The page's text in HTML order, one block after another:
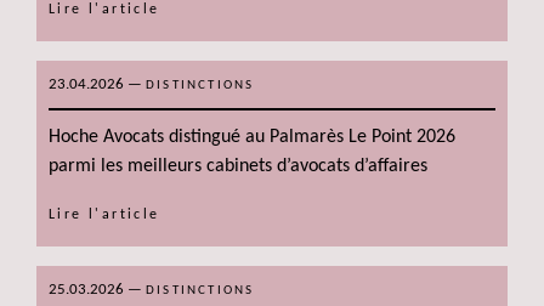
Lire l'article
23.04.2026 — DISTINCTIONS
Hoche Avocats distingué au Palmarès Le Point 2026
parmi les meilleurs cabinets d’avocats d’affaires
Lire l'article
25.03.2026 — DISTINCTIONS